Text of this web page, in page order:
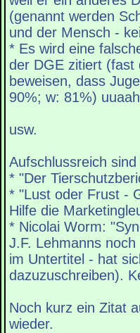
(genannt werden
und der Mensch -
* Es wird eine
der DGE zitiert (fast
beweisen, dass
90%; w: 81%)
usw.
Aufschlussreich
* "Der
* "Lust oder Frust -
Hilfe die
* Nicolai Worm:
J.F. Lehmanns
im Untertitel - hat
dazuzuschreiben).
Noch kurz ein Zitat
wieder.